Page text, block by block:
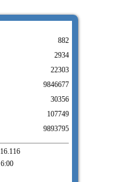
882
2934
22303
9846677
30356
107749
9893795